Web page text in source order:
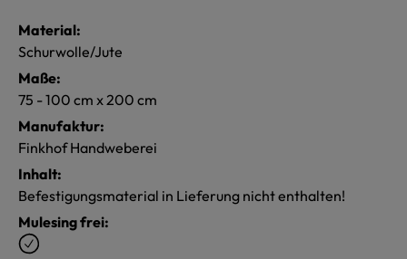
Material:
Schurwolle/Jute
Maße:
75 - 100 cm x 200 cm
Manufaktur:
Finkhof Handweberei
Inhalt:
Befestigungsmaterial in Lieferung nicht enthalten!
Mulesing frei: